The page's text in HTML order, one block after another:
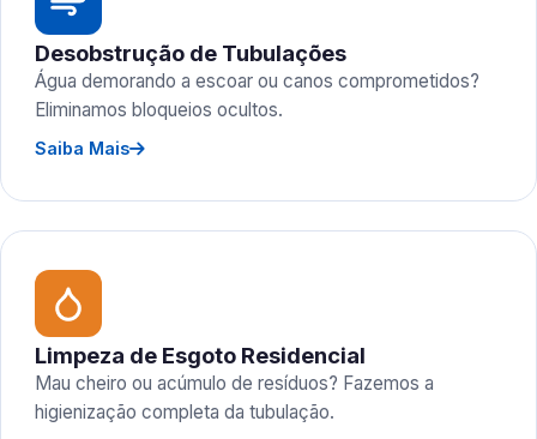
Desobstrução de Tubulações
Água demorando a escoar ou canos comprometidos?
Eliminamos bloqueios ocultos.
Saiba Mais
Limpeza de Esgoto Residencial
Mau cheiro ou acúmulo de resíduos? Fazemos a
higienização completa da tubulação.